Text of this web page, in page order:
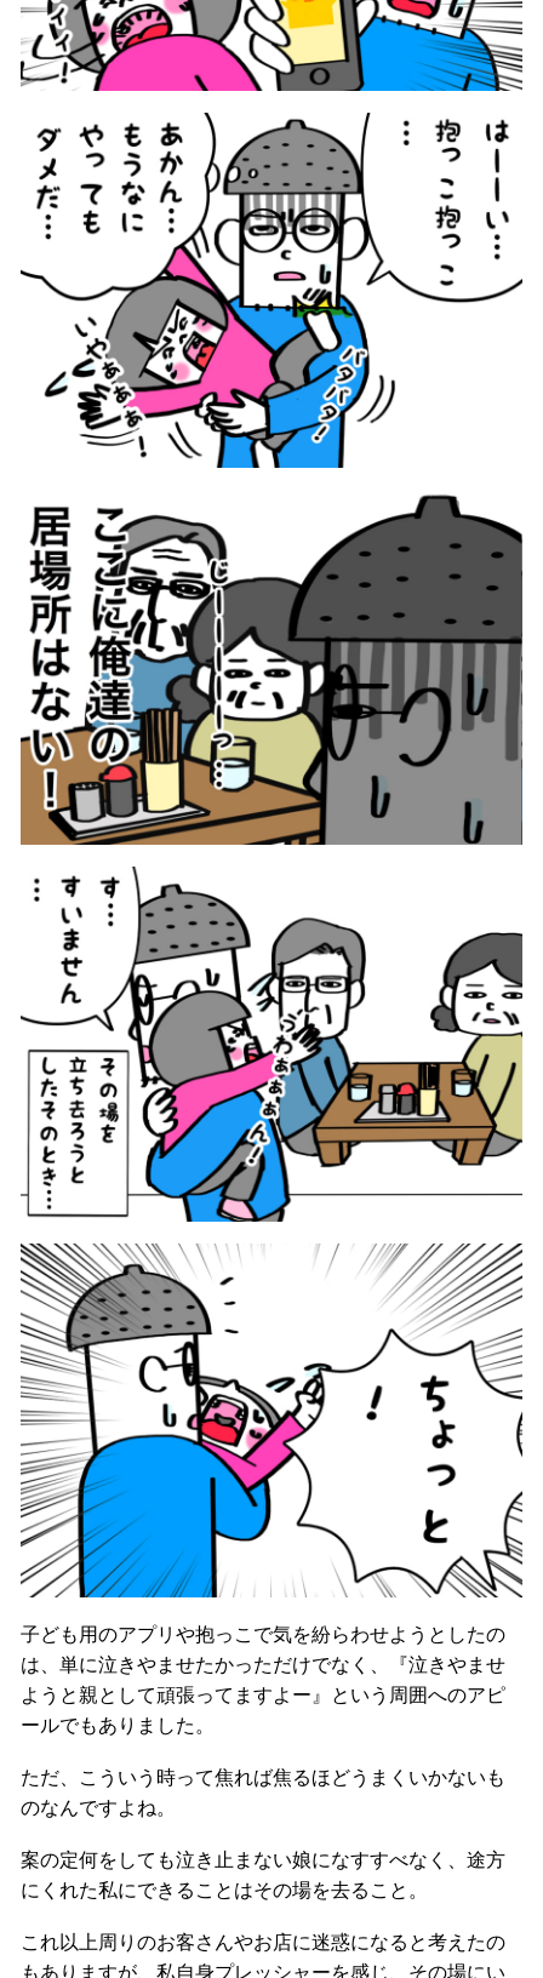
子ども用のアプリや抱っこで気を紛らわせようとしたの
は、単に泣きやませたかっただけでなく、『泣きやませ
ようと親として頑張ってますよー』という周囲へのアピ
ールでもありました。
ただ、こういう時って焦れば焦るほどうまくいかないも
のなんですよね。
案の定何をしても泣き止まない娘になすすべなく、途方
にくれた私にできることはその場を去ること。
これ以上周りのお客さんやお店に迷惑になると考えたの
もありますが、私自身プレッシャーを感じ、その場にい